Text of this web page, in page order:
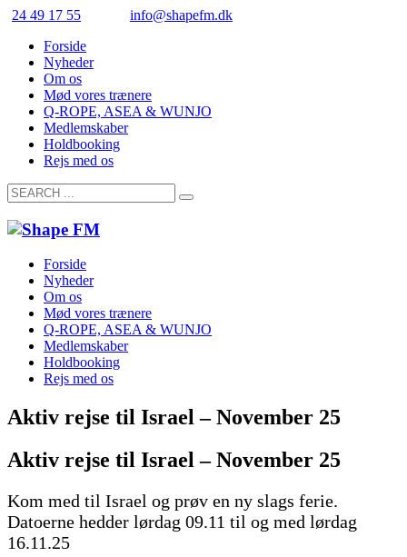
24 49 17 55
info@shapefm.dk
Forside
Nyheder
Om os
Mød vores trænere
Q-ROPE, ASEA & WUNJO
Medlemskaber
Holdbooking
Rejs med os
Forside
Nyheder
Om os
Mød vores trænere
Q-ROPE, ASEA & WUNJO
Medlemskaber
Holdbooking
Rejs med os
Aktiv rejse til Israel – November 25
Aktiv rejse til Israel – November 25
Kom med til Israel og prøv en ny slags ferie.
Datoerne hedder lørdag 09.11 til og med lørdag
16.11.25